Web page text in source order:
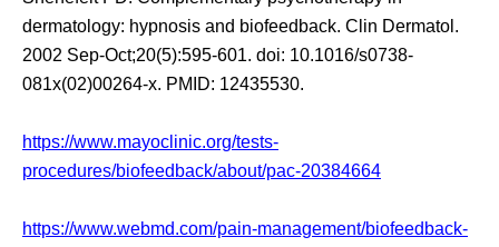
dermatology: hypnosis and biofeedback. Clin Dermatol.
2002 Sep-Oct;20(5):595-601. doi: 10.1016/s0738-
081x(02)00264-x. PMID: 12435530.
https://www.mayoclinic.org/tests-
procedures/biofeedback/about/pac-20384664
https://www.webmd.com/pain-management/biofeedback-